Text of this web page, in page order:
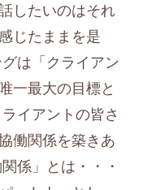
したいのはそれ
じたままを是
は「クライアン
一最大の目標と
イアントの皆さ
働関係を築きあ
係」とは・・・